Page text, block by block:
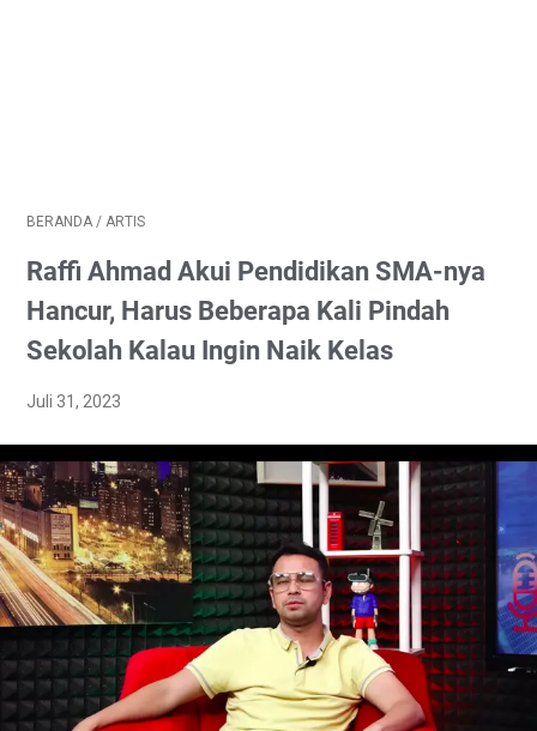
BERANDA / ARTIS
Raffi Ahmad Akui Pendidikan SMA-nya
Hancur, Harus Beberapa Kali Pindah
Sekolah Kalau Ingin Naik Kelas
Juli 31, 2023